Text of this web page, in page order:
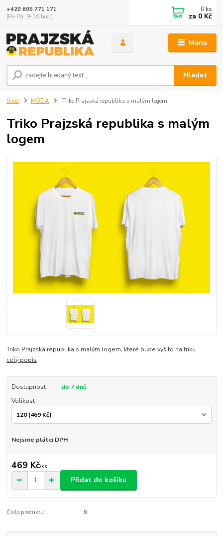
Menu
Hledat
+420 605 771 171
(Po-Pá, 9-16 hod.)
0 ks
za 0 Kč
Úvod MÓDA Triko Prajzská republika s malým logem
Triko Prajzská republika s malým
logem
Triko Prajzská republika s malým logem, které bude vyšito na triku.
celý popis
Dostupnost
do 7 dnů
Velikost
Nejsme plátci DPH
469 Kč/ks
Přidat do košíku
Číslo produktu: 9